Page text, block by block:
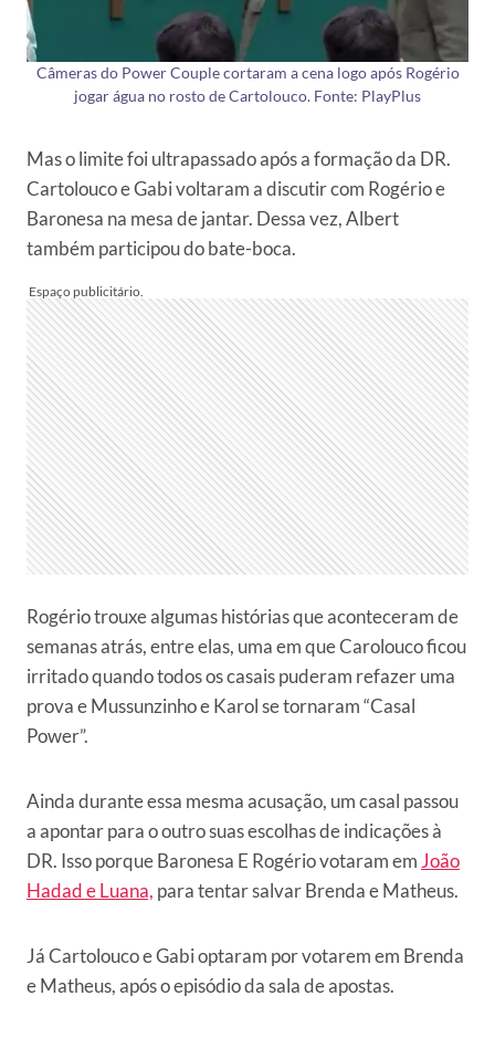
Câmeras do Power Couple cortaram a cena logo após Rogério
jogar água no rosto de Cartolouco. Fonte: PlayPlus
Mas o limite foi ultrapassado após a formação da DR.
Cartolouco e Gabi voltaram a discutir com Rogério e
Baronesa na mesa de jantar. Dessa vez, Albert
também participou do bate-boca.
Rogério trouxe algumas histórias que aconteceram de
semanas atrás, entre elas, uma em que Carolouco ficou
irritado quando todos os casais puderam refazer uma
prova e Mussunzinho e Karol se tornaram “Casal
Power”.
Ainda durante essa mesma acusação, um casal passou
a apontar para o outro suas escolhas de indicações à
DR. Isso porque Baronesa E Rogério votaram emJoão
Hadad e Luana, para tentar salvar Brenda e Matheus.
Já Cartolouco e Gabi optaram por votarem em Brenda
e Matheus, após o episódio da sala de apostas.